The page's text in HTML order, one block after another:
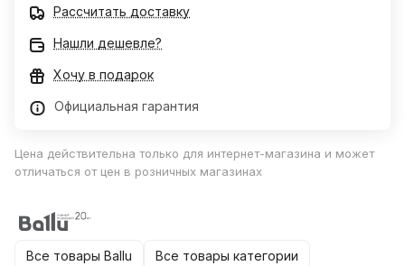
Рассчитать доставку
Нашли дешевле?
Хочу в подарок
Официальная гарантия
Цена действительна только для интернет-магазина и может
отличаться от цен в розничных магазинах
Все товары Ballu Все товары категории